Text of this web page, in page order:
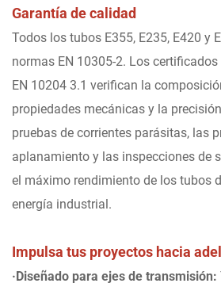
Garantía de calidad
Todos los tubos E355, E235, E420 y
normas EN 10305-2. Los
EN 10204 3.1 verifican la
propiedades mecánicas y la
pruebas de corrientes parásitas, las
aplanamiento y las inspecciones de
el máximo rendimiento de los tubos
energía industrial.
Impulsa tus proyectos hacia
·Diseñado para ejes de transmisión: